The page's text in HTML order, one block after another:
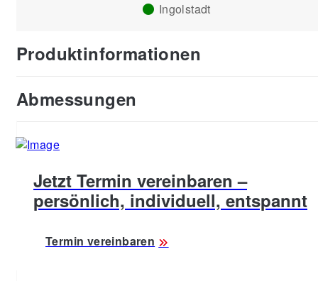
Ingolstadt
Produktinformationen
Abmessungen
Jetzt Termin vereinbaren –
persönlich, individuell, entspannt
Termin vereinbaren